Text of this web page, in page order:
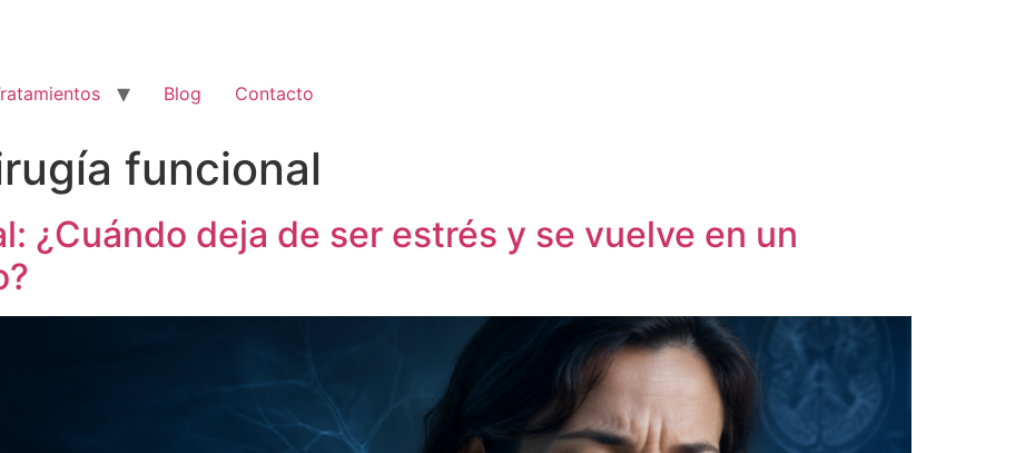
Blog Contacto
funcional
¿Cuándo deja de ser estrés y se vuelve en un